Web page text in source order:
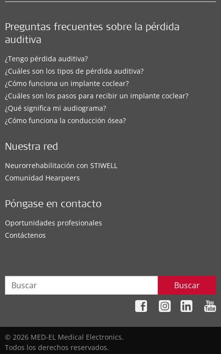
Preguntas frecuentes sobre la pérdida
auditiva
¿Tengo pérdida auditiva?
¿Cuáles son los tipos de pérdida auditiva?
¿Cómo funciona un implante coclear?
¿Cuáles son los pasos para recibir un implante coclear?
¿Qué significa mi audiograma?
¿Cómo funciona la conducción ósea?
Nuestra red
Neurorrehabilitación con STIWELL
Comunidad Hearpeers
Póngase en contacto
Oportunidades profesionales
Contáctenos
Buscar
© 2026 MED-EL Medical Electronics.
Todos los derechos reservados.